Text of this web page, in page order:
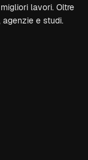
lavori. Oltre
agenzie e studi.